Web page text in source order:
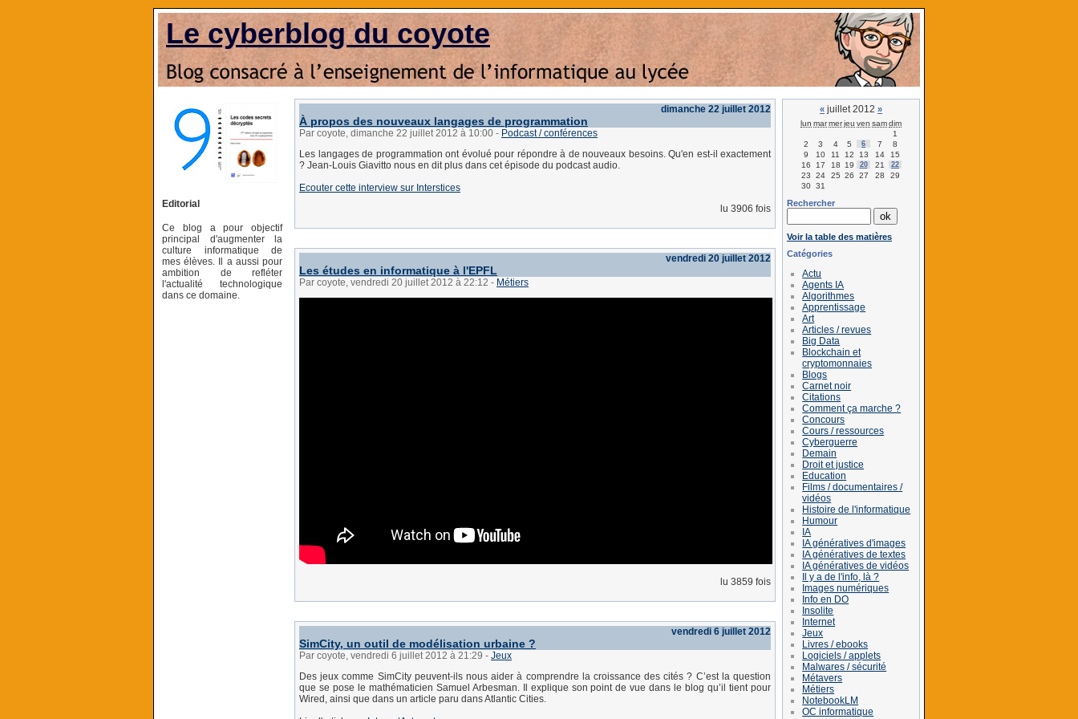
Le cyberblog du coyote
Editorial
Ce blog a pour objectif
principal d'augmenter la
culture informatique de
mes élèves. Il a aussi pour
ambition de refléter
l'actualité technologique
dans ce domaine.
dimanche 22 juillet 2012
À propos des nouveaux langages de programmation
Par coyote, dimanche 22 juillet 2012 à 10:00 - Podcast / conférences
Les langages de programmation ont évolué pour répondre à de nouveaux besoins. Qu'en est-il exactement
? Jean-Louis Giavitto nous en dit plus dans cet épisode du podcast audio.
Ecouter cette interview sur Interstices
lu 3906 fois
vendredi 20 juillet 2012
Les études en informatique à l'EPFL
Par coyote, vendredi 20 juillet 2012 à 22:12 - Métiers
lu 3859 fois
vendredi 6 juillet 2012
SimCity, un outil de modélisation urbaine ?
Par coyote, vendredi 6 juillet 2012 à 21:29 - Jeux
Des jeux comme SimCity peuvent-ils nous aider à comprendre la croissance des cités ? C’est la question
que se pose le mathématicien Samuel Arbesman. Il explique son point de vue dans le blog qu’il tient pour
Wired, ainsi que dans un article paru dans Atlantic Cities.
« juillet 2012 »
lun marmerjeu ven samdim
1
2
3 4 5 6 7
8
9
10 11 12 13 14
15
16
17 18 19 20 21 22
23 24 25 26 27 28
29
30 31
Rechercher
Voir la table des matières
Catégories
Actu
Agents IA
Algorithmes
Apprentissage
Art
Articles / revues
Big Data
Blockchain et
cryptomonnaies
Blogs
Carnet noir
Citations
Comment ça marche ?
Concours
Cours / ressources
Cyberguerre
Demain
Droit et justice
Education
Films / documentaires /
vidéos
Histoire de l'informatique
Humour
IA
IA génératives d'images
IA génératives de textes
IA génératives de vidéos
Il y a de l'info, là ?
Images numériques
Info en DO
Insolite
Internet
Jeux
Livres / ebooks
Logiciels / applets
Malwares / sécurité
Métavers
Métiers
NotebookLM
OC informatique